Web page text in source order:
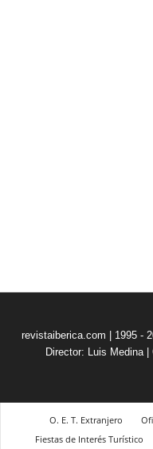
revistaiberica.com | 1995 -
Director: Luis Medina |
O. E. T. Extranjero
Fiestas de Interés Turístico